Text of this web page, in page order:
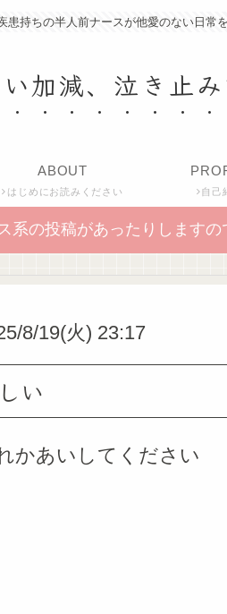
患持ちの半人前ナースが他愛のない日常
加減、泣き止
ABOUT
はじめにお読みください 自己
系の投稿があったりしますの
8/19(火) 23:17
い
かあいしてください